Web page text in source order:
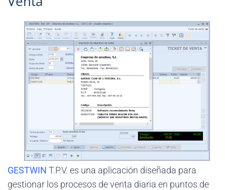
GESTWIN T.P.V. es una aplicación diseñada para
gestionar los procesos de venta diaria en puntos de